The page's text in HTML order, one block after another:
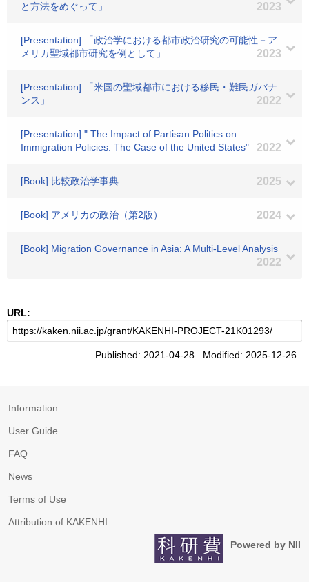
と方法をめぐって」
2023
[Presentation] 「政治学における都市政治研究の可能性－ア
メリカ聖域都市研究を例として」
2023
[Presentation] 「米国の聖域都市における移民・難民ガバナ
ンス」
2022
[Presentation] " The Impact of Partisan Politics on
Immigration Policies: The Case of the United States"
2022
[Book] 比較政治学事典 2025
[Book] アメリカの政治（第2版） 2024
[Book] Migration Governance in Asia: A Multi-Level Analysis
2022
URL:
Published: 2021-04-28 Modified: 2025-12-26
Information
User Guide
FAQ
News
Terms of Use
Attribution of KAKENHI
Powered by NII